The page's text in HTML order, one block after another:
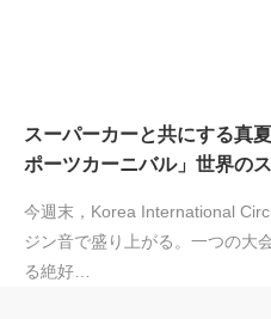
スーパーカーと共にする真
ポーツカーニバル」世界の
今週末，Korea International
ジン音で盛り上がる。一つの大
る絶好…